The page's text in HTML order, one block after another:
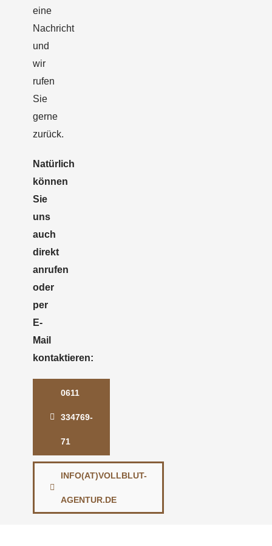
eine
Nachricht
und
wir
rufen
Sie
gerne
zurück.
Natürlich
können
Sie
uns
auch
direkt
anrufen
oder
per
E-
Mail
kontaktieren:
0611
334769-
71
INFO(AT)VOLLBLUT-
AGENTUR.DE